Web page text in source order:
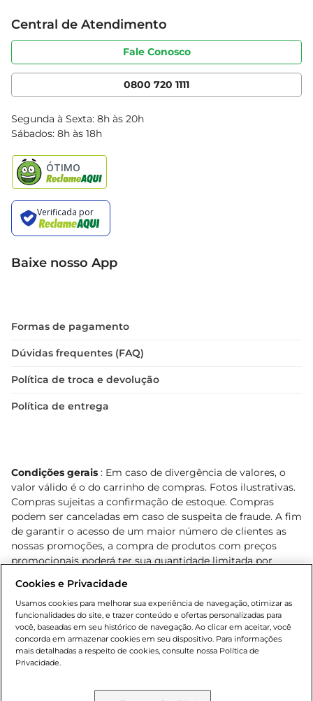
Sobre privacidade
Portal do fornecedor
Cencosud Media
Produtos Bretas
Código de ética
Serviços
Clube Bretas
Blog Bretas
Black Friday
Central de Atendimento
Fale Conosco
0800 720 1111
Segunda à Sexta: 8h às 20h
Sábados: 8h às 18h
Baixe nosso App
Formas de pagamento
Dúvidas frequentes (FAQ)
Política de troca e devolução
Política de entrega
Condições gerais : Em caso de divergência de valores, o
valor válido é o do carrinho de compras. Fotos ilustrativas.
Compras sujeitas a confirmação de estoque. Compras
podem ser canceladas em caso de suspeita de fraude. A fim
de garantir o acesso de um maior número de clientes as
nossas promoções, a compra de produtos com preços
promocionais poderá ter sua quantidade limitada por
o e-commerce e válidos durante o dia de hoje, podendo
sofrer alterações sem prévia notificação. Proibida a venda
de bebidas alcoólicas para menores de 18 anos, conforme
Lei n.º 8069/90, art. 81, inciso II (Estatuto da Criança e do
Adolescente). Preços e condições exclusivos para o
www.bretas.com.br
Cookies e Privacidade
Usamos cookies para melhorar sua experiência de navegação, otimizar as
funcionalidades do site, e trazer conteúdo e ofertas personalizadas para
você, baseadas em seu histórico de navegação. Ao clicar em aceitar, você
concorda em armazenar cookies em seu dispositivo. Para informações
mais detalhadas a respeito de cookies, consulte nossa Política de
Privacidade.